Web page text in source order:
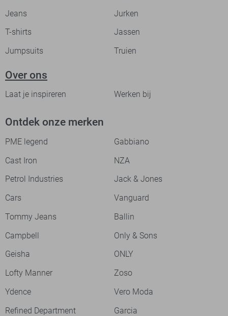
Jeans
Jurken
T-shirts
Jassen
Jumpsuits
Truien
Over ons
Laat je inspireren Werken bij
Ontdek onze merken
PME legend
Gabbiano
Cast Iron
NZA
Petrol Industries
Jack & Jones
Cars
Vanguard
Tommy Jeans
Ballin
Campbell
Only & Sons
Geisha
ONLY
Lofty Manner
Zoso
Ydence
Vero Moda
Refined Department
Garcia